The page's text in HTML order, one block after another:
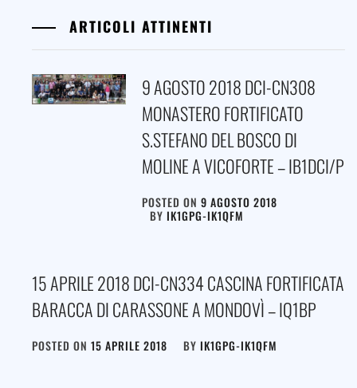
ARTICOLI ATTINENTI
9 AGOSTO 2018 DCI-CN308
MONASTERO FORTIFICATO
S.STEFANO DEL BOSCO DI
MOLINE A VICOFORTE – IB1DCI/P
POSTED ON 9 AGOSTO 2018
BY IK1GPG-IK1QFM
15 APRILE 2018 DCI-CN334 CASCINA FORTIFICATA
BARACCA DI CARASSONE A MONDOVÌ – IQ1BP
POSTED ON 15 APRILE 2018 BY IK1GPG-IK1QFM